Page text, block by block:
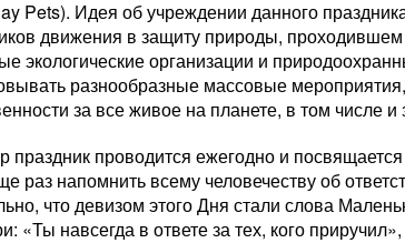
Pets). Идея об учреждении данного
движения в защиту природы,
экологические организации и
разнообразные массовые
за все живое на планете, в том числе
праздник проводится ежегодно и
раз напомнить всему человечеству об
что девизом этого Дня стали слова
«Ты навсегда в ответе за тех, кого